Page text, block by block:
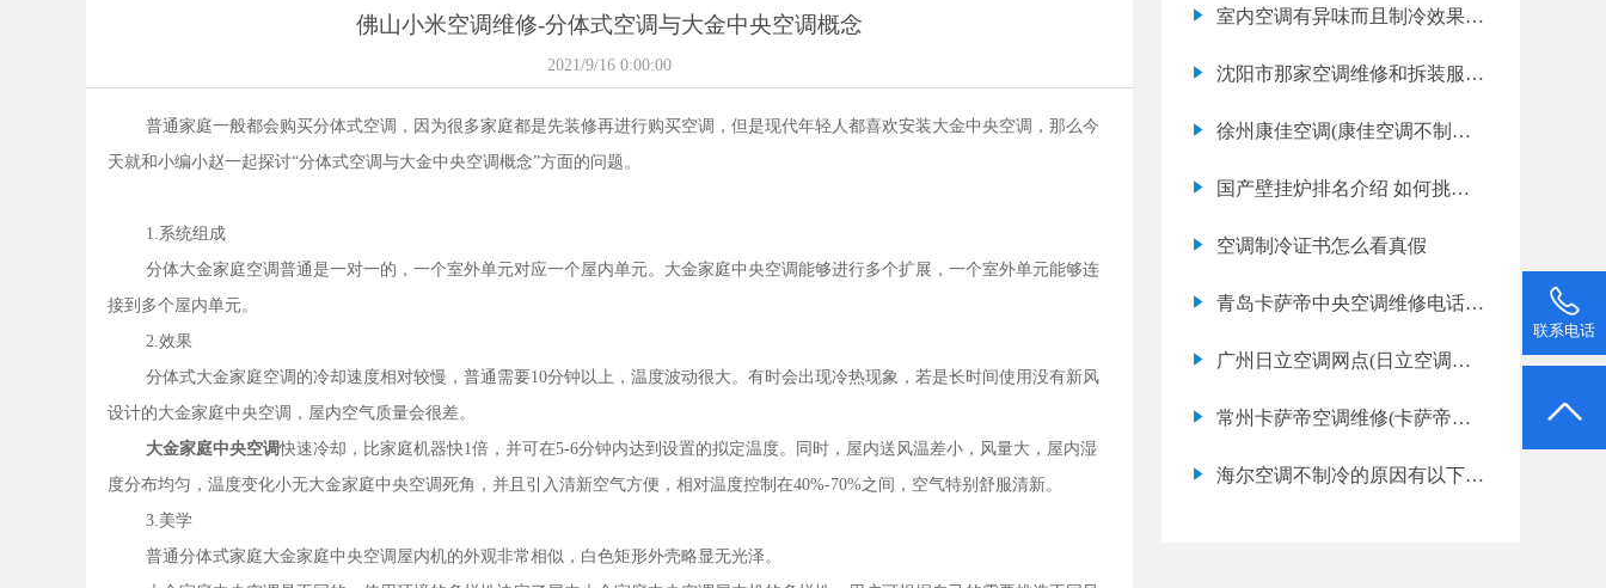
佛山小米空调维修-分体式空调与大金中央空调概念
2021/9/16 0:00:00
普通家庭一般都会购买分体式空调，因为很多家庭都是先装修再进行购买空调，但是现代年轻人都喜欢安装大金中央空调，那么今
天就和小编小赵一起探讨“分体式空调与大金中央空调概念”方面的问题。
1.系统组成
分体大金家庭空调普通是一对一的，一个室外单元对应一个屋内单元。大金家庭中央空调能够进行多个扩展，一个室外单元能够连
接到多个屋内单元。
2.效果
分体式大金家庭空调的冷却速度相对较慢，普通需要10分钟以上，温度波动很大。有时会出现冷热现象，若是长时间使用没有新风
设计的大金家庭中央空调，屋内空气质量会很差。
大金家庭中央空调快速冷却，比家庭机器快1倍，并可在5-6分钟内达到设置的拟定温度。同时，屋内送风温差小，风量大，屋内湿
度分布均匀，温度变化小无大金家庭中央空调死角，并且引入清新空气方便，相对温度控制在40%-70%之间，空气特别舒服清新。
3.美学
普通分体式家庭大金家庭中央空调屋内机的外观非常相似，白色矩形外壳略显无光泽。
室内空调有异味而且制冷效果没
沈阳市那家空调维修和拆装服务
徐州康佳空调(康佳空调不制热
国产壁挂炉排名介绍 如何挑选
空调制冷证书怎么看真假
青岛卡萨帝中央空调维修电话
广州日立空调网点(日立空调故
常州卡萨帝空调维修(卡萨帝空
海尔空调不制冷的原因有以下六
联系电话